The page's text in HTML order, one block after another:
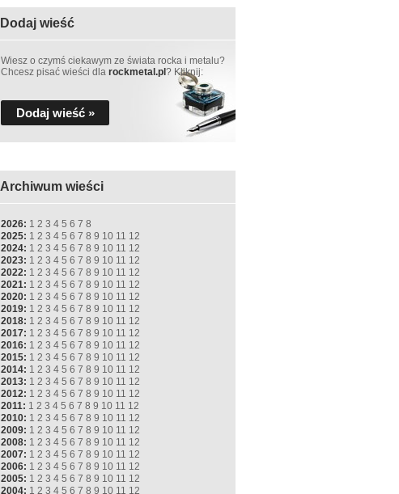
Dodaj wieść
Wiesz o czymś ciekawym ze świata rocka i metalu?
Chcesz pisać wieści dla rockmetal.pl ? Kliknij:
Dodaj wieść »
Archiwum wieści
2026: 1 2 3 4 5 6 7 8
2025: 1 2 3 4 5 6 7 8 9 10 11 12
2024: 1 2 3 4 5 6 7 8 9 10 11 12
2023: 1 2 3 4 5 6 7 8 9 10 11 12
2022: 1 2 3 4 5 6 7 8 9 10 11 12
2021: 1 2 3 4 5 6 7 8 9 10 11 12
2020: 1 2 3 4 5 6 7 8 9 10 11 12
2019: 1 2 3 4 5 6 7 8 9 10 11 12
2018: 1 2 3 4 5 6 7 8 9 10 11 12
2017: 1 2 3 4 5 6 7 8 9 10 11 12
2016: 1 2 3 4 5 6 7 8 9 10 11 12
2015: 1 2 3 4 5 6 7 8 9 10 11 12
2014: 1 2 3 4 5 6 7 8 9 10 11 12
2013: 1 2 3 4 5 6 7 8 9 10 11 12
2012: 1 2 3 4 5 6 7 8 9 10 11 12
2011: 1 2 3 4 5 6 7 8 9 10 11 12
2010: 1 2 3 4 5 6 7 8 9 10 11 12
2009: 1 2 3 4 5 6 7 8 9 10 11 12
2008: 1 2 3 4 5 6 7 8 9 10 11 12
2007: 1 2 3 4 5 6 7 8 9 10 11 12
2006: 1 2 3 4 5 6 7 8 9 10 11 12
2005: 1 2 3 4 5 6 7 8 9 10 11 12
2004: 1 2 3 4 5 6 7 8 9 10 11 12